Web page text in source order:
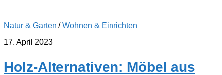
Natur & Garten /Wohnen & Einrichten
17. April 2023
Holz-Alternativen: Möbel aus